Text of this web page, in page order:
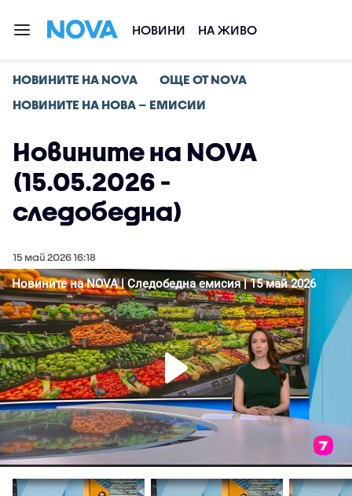
НОВИНИ НА ЖИВО
НОВИНИТЕ НА NOVA
ОЩЕ ОТ NOVA
НОВИНИТЕ НА НОВА – ЕМИСИИ
Новините на NOVA
(15.05.2026 -
следобедна)
15 май 2026 16:18